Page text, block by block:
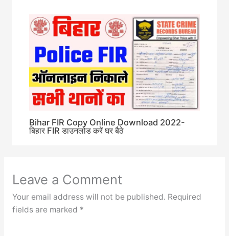
Bihar FIR Copy Online Download 2022-
बिहार FIR डाउनलोड करें घर बैठे
Leave a Comment
Your email address will not be published. Required
fields are marked *